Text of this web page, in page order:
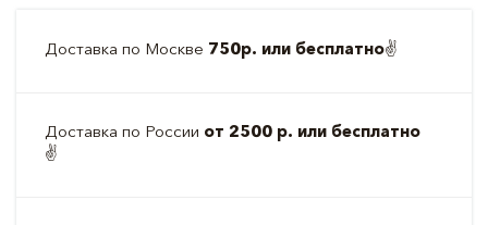
Доставка по Москве 750р. или бесплатно✌️
Доставка по России от 2500 р. или бесплатно
✌️